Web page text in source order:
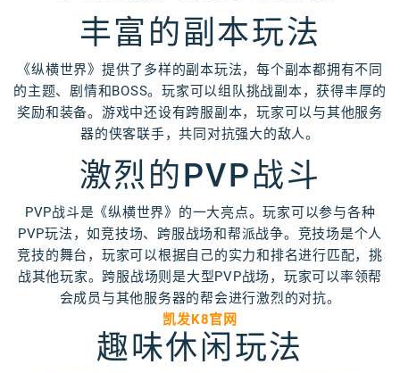
丰富的副本玩法
《纵横世界》提供了多样的副本玩法，每个副本都拥有不同
的主题、剧情和BOSS。玩家可以组队挑战副本，获得丰厚的
奖励和装备。游戏中还设有跨服副本，玩家可以与其他服务
器的侠客联手，共同对抗强大的敌人。
激烈的PVP战斗
PVP战斗是《纵横世界》的一大亮点。玩家可以参与各种
PVP玩法，如竞技场、跨服战场和帮派战争。竞技场是个人
竞技的舞台，玩家可以根据自己的实力和排名进行匹配，挑
战其他玩家。跨服战场则是大型PVP战场，玩家可以率领帮
会成员与其他服务器的帮会进行激烈的对抗。
凯发K8官网
趣味休闲玩法